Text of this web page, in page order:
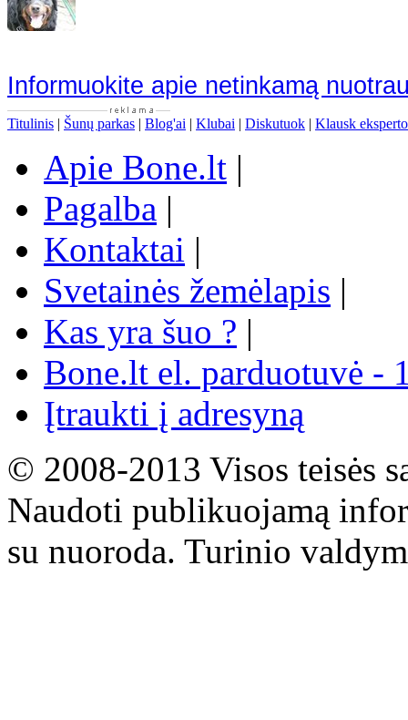
Informuokite apie netinkamą
Titulinis | Šunų parkas | Blog'ai | Klubai | Diskutuok | Klausk eksperto
Apie Bone.lt |
Pagalba |
Kontaktai |
Svetainės žemėlapis |
Kas yra šuo ? |
Bone.lt el. parduotuvė -
Įtraukti į adresyną
© 2008-2013 Visos teisės
Naudoti publikuojamą
su nuoroda. Turinio